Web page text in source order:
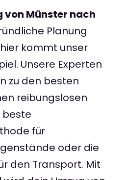
von Münster nach
Planung
kommt unser
Unsere Experten
zu den besten
reibungslosen
beste
für
oder die
den Transport. Mit